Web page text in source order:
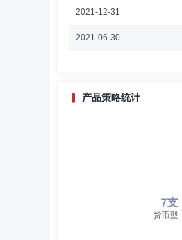
月兼任海富通瑞利债
2018年4月起兼任海富
首席权益
合基金经理。2018年
海富通惠睿精选混合
2021-12-31
2021-06-30
产品策略统计